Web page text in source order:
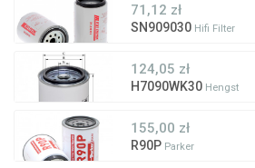
71,12 zł
SN909030 Hifi Filter
124,05 zł
H7090WK30 Hengst
155,00 zł
R90P Parker